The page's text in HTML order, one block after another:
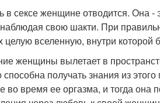
сексе женщине отводится. Она -
свою шакти. При
целую вселенную, внутри
женщины вылетает в
получать знания из
время ее оргазма, и тогда она